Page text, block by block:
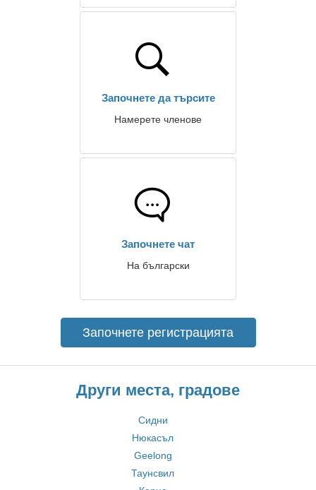
Започнете да търсите
Намерете членове
Започнете чат
На български
Започнете регистрацията
Други места, градове
Сидни
Нюкасъл
Geelong
Таунсвил